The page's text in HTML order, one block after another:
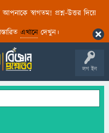
আপনাকে স্বাগতম! প্রশ্ন-উত্তর দিয়ে
এখানেদেখুন।
লগ ইন